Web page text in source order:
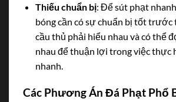
Thiếu chuẩn bị: Để sút phạt
bóng cần có sự chuẩn bị tốt trước
cầu thủ phải hiểu nhau và có thể
nhau để thuận lợi trong việc thực
nhanh.
Các Phương Án Đá Phạt Phổ